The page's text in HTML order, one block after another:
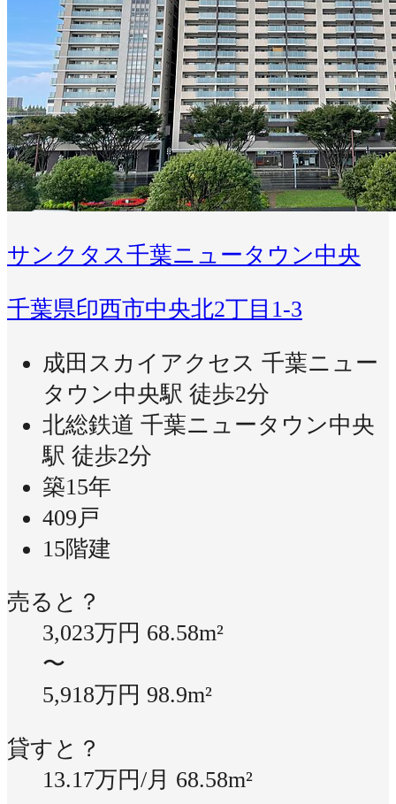
サンクタス千葉ニュータウン中央
千葉県印西市中央北2丁目1-3
成田スカイアクセス 千葉ニュー
タウン中央駅 徒歩2分
北総鉄道 千葉ニュータウン中央
駅 徒歩2分
築15年
409戸
15階建
売ると？
3,023万円 68.58m²
〜
5,918万円 98.9m²
貸すと？
13.17万円/月 68.58m²